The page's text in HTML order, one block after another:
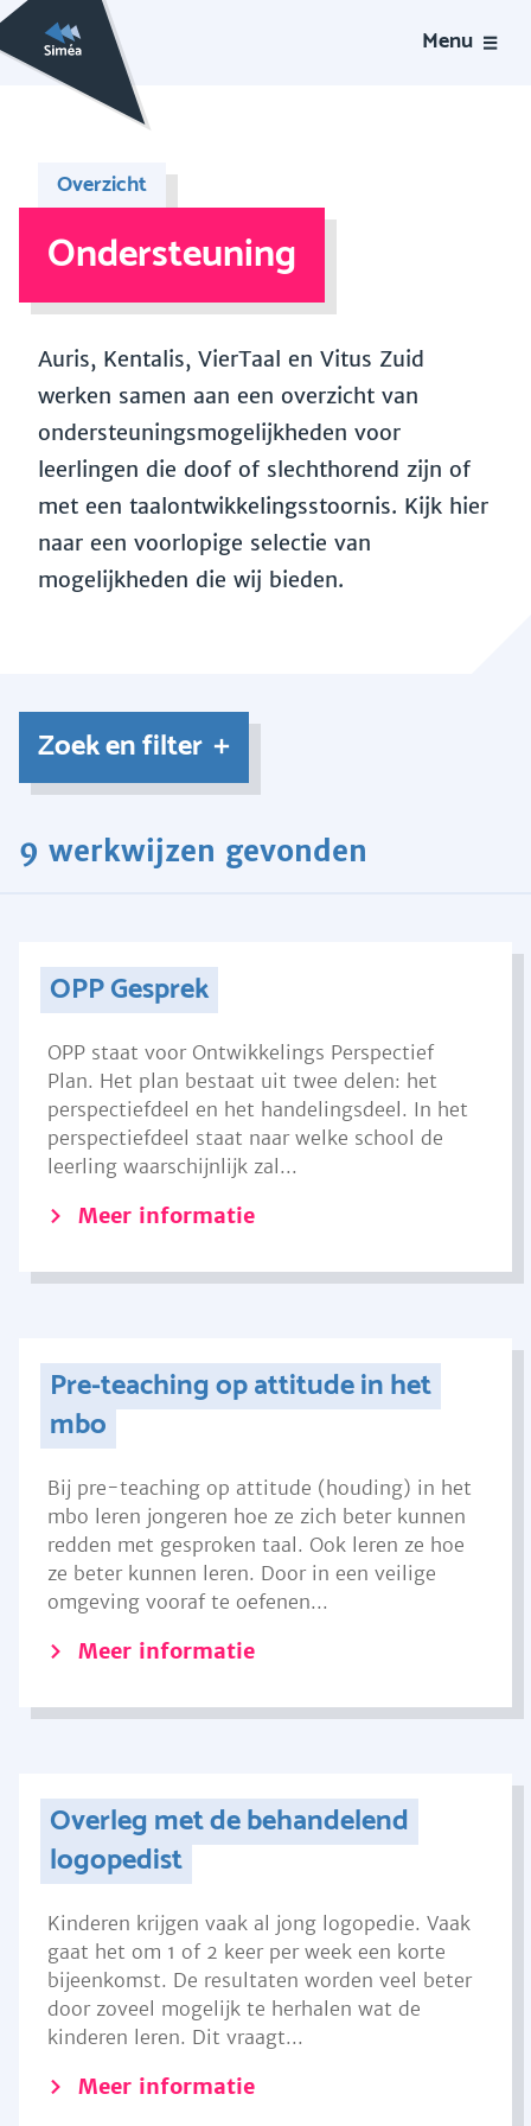
Menu
Overzicht
Ondersteuning
Auris, Kentalis, VierTaal en Vitus Zuid
werken samen aan een overzicht van
ondersteuningsmogelijkheden voor
leerlingen die doof of slechthorend zijn of
met een taalontwikkelingsstoornis. Kijk hier
naar een voorlopige selectie van
mogelijkheden die wij bieden.
Zoek en filter
9 werkwijzen gevonden
OPP Gesprek
OPP staat voor Ontwikkelings Perspectief
Plan. Het plan bestaat uit twee delen: het
perspectiefdeel en het handelingsdeel. In het
perspectiefdeel staat naar welke school de
leerling waarschijnlijk zal...
Meer informatie
Pre-teaching op attitude in het
mbo
Bij pre-teaching op attitude (houding) in het
mbo leren jongeren hoe ze zich beter kunnen
redden met gesproken taal. Ook leren ze hoe
ze beter kunnen leren. Door in een veilige
omgeving vooraf te oefenen...
Meer informatie
Overleg met de behandelend
logopedist
Kinderen krijgen vaak al jong logopedie. Vaak
gaat het om 1 of 2 keer per week een korte
bijeenkomst. De resultaten worden veel beter
door zoveel mogelijk te herhalen wat de
kinderen leren. Dit vraagt...
Meer informatie